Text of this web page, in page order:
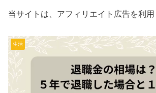
当サイトは、アフィリエイト広告を利用
生活